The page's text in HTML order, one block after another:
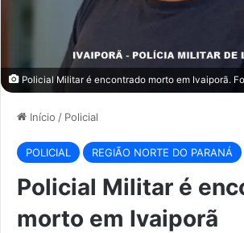
Policial Militar é encontrado morto em Ivaiporã.
Início / Policial
POLICIAL REGIÃO NORTE DO PARANÁ
Policial Militar é
morto em Ivaiporã